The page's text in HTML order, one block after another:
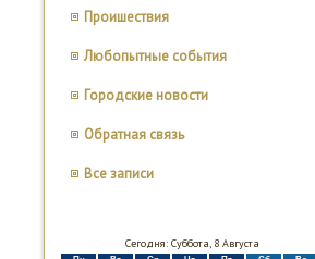
Проишествия
Любопытные события
Городские новости
Обратная связь
Все записи
Сегодня: Суббота, 8 Августа